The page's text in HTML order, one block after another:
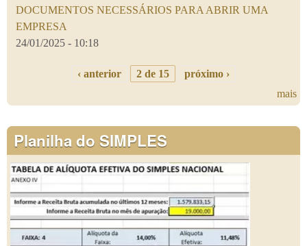
DOCUMENTOS NECESSÁRIOS PARA ABRIR UMA
EMPRESA
24/01/2025 - 10:18
‹ anterior 2 de 15
próximo ›
mais
Planilha do SIMPLES